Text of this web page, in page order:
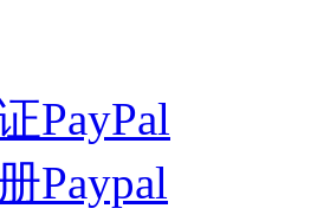
PayPal
Paypal